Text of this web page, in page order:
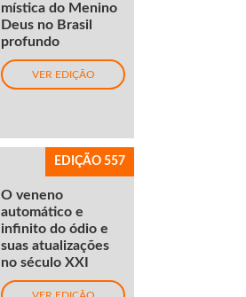
mística do Menino
Deus no Brasil
profundo
VER EDIÇÃO
EDIÇÃO 557
O veneno
automático e
infinito do ódio e
suas atualizações
no século XXI